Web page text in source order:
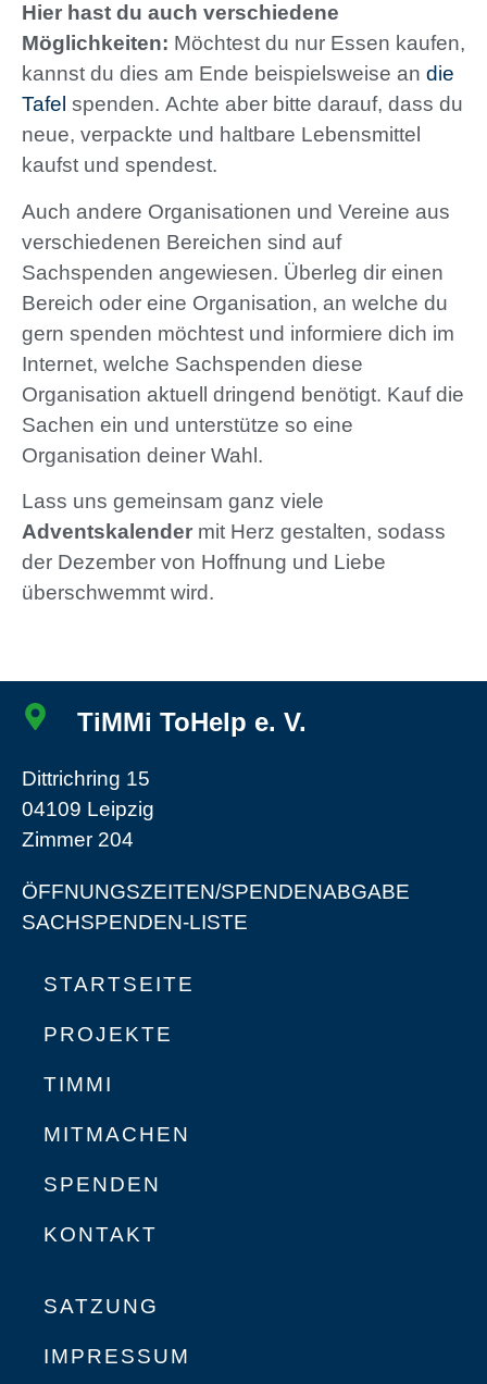
Hier hast du auch verschiedene
Möglichkeiten: Möchtest du nur Essen kaufen,
kannst du dies am Ende beispielsweise an die
Tafel spenden. Achte aber bitte darauf, dass du
neue, verpackte und haltbare Lebensmittel
kaufst und spendest.
Auch andere Organisationen und Vereine aus
verschiedenen Bereichen sind auf
Sachspenden angewiesen. Überleg dir einen
Bereich oder eine Organisation, an welche du
gern spenden möchtest und informiere dich im
Internet, welche Sachspenden diese
Organisation aktuell dringend benötigt. Kauf die
Sachen ein und unterstütze so eine
Organisation deiner Wahl.
Lass uns gemeinsam ganz viele
Adventskalender mit Herz gestalten, sodass
der Dezember von Hoffnung und Liebe
überschwemmt wird.
TiMMi ToHelp e. V.
Dittrichring 15
04109 Leipzig
Zimmer 204
ÖFFNUNGSZEITEN/SPENDENABGABE
SACHSPENDEN-LISTE
STARTSEITE
PROJEKTE
TIMMI
MITMACHEN
SPENDEN
KONTAKT
SATZUNG
IMPRESSUM